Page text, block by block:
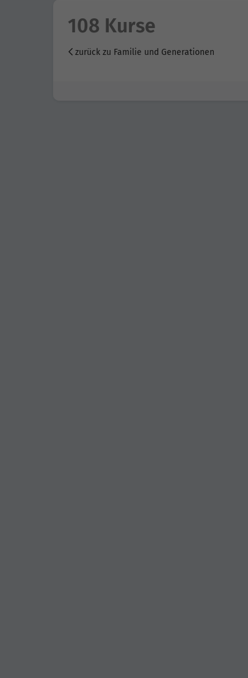
108 Kurse
zurück zu Familie und Generationen